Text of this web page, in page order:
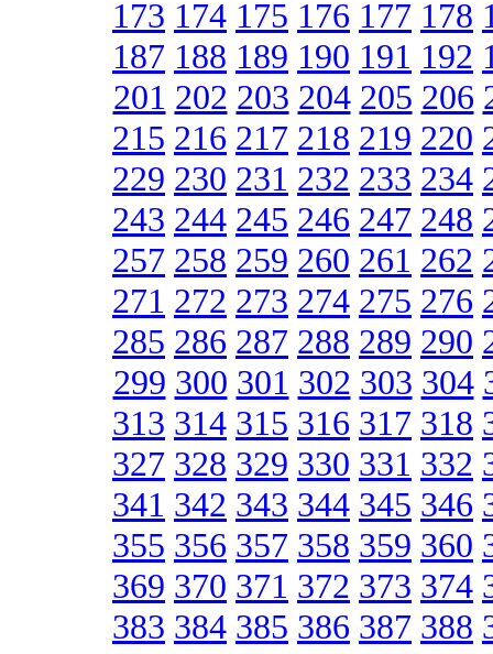
173 174 175 176 177 178
187 188 189 190 191 192
201 202 203 204 205 206
215 216 217 218 219 220
229 230 231 232 233 234
243 244 245 246 247 248
257 258 259 260 261 262
271 272 273 274 275 276
285 286 287 288 289 290
299 300 301 302 303 304
313 314 315 316 317 318
327 328 329 330 331 332
341 342 343 344 345 346
355 356 357 358 359 360
369 370 371 372 373 374
383 384 385 386 387 388